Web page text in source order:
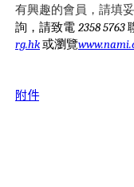
有興趣的會員，請填
詢，請致電 2358 5763
rg.hk或瀏覽
附件